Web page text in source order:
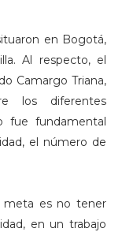
en Bogotá,
Al respecto, el
Camargo Triana,
los diferentes
fue fundamental
el número de
meta es no tener
en un trabajo